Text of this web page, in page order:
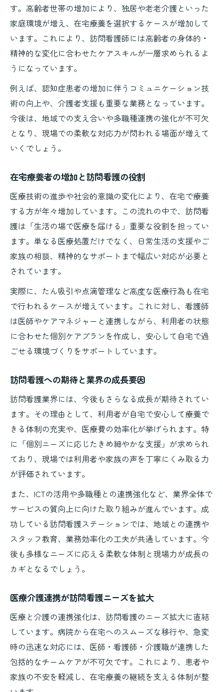
新たな訪問看護ニーズに応える工夫とは
利用者が本当に望む訪問看護のケア像
訪問看護利用者が求める安心と信頼の理由
生活支援も重視した訪問看護の実践方法
訪問看護における優先順位づけの考え方
利用者本位の訪問看護ケア実現のポイント
成功する訪問看護の現場に共通する特徴
成功している訪問看護現場の特徴を解説
多職種連携が訪問看護現場の強みとなる
スタッフ育成が訪問看護の質を向上させる
依頼が増える訪問看護現場の工夫と実践例
す。高齢者世帯の増加により、独居や老老介護といった
家庭環境が増え、在宅療養を選択するケースが増加して
います。これにより、訪問看護師には高齢者の身体的・
精神的な変化に合わせたケアスキルが一層求められるよ
うになっています。
例えば、認知症患者の増加に伴うコミュニケーション技
術の向上や、介護者支援も重要な業務となっています。
今後は、地域での支え合いや多職種連携の強化が不可欠
となり、現場での柔軟な対応力が問われる場面が増えて
いくでしょう。
在宅療養者の増加と訪問看護の役割
医療技術の進歩や社会的意識の変化により、在宅で療養
する方が年々増加しています。この流れの中で、訪問看
護は「生活の場で医療を届ける」重要な役割を担ってい
ます。単なる医療処置だけでなく、日常生活の支援やご
家族の相談、精神的なサポートまで幅広い対応が必要と
されています。
実際に、たん吸引や点滴管理など高度な医療行為も在宅
で行われるケースが増えています。これに対し、看護師
は医師やケアマネジャーと連携しながら、利用者の状態
に合わせた個別ケアプランを作成し、安心して自宅で過
ごせる環境づくりをサポートしています。
訪問看護への期待と業界の成長要因
訪問看護業界には、今後もさらなる成長が期待されてい
ます。その理由として、利用者が自宅で安心して療養で
きる体制の充実や、医療費の効率化が挙げられます。特
に「個別ニーズに応じたきめ細やかな支援」が求められ
ており、現場では利用者や家族の声を丁寧にくみ取る力
が評価されています。
また、ICTの活用や多職種との連携強化など、業界全体で
サービスの質向上に向けた取り組みが進んでいます。成
功している訪問看護ステーションでは、地域との連携や
スタッフ教育、業務効率化の工夫が共通しています。今
後も多様なニーズに応える柔軟な体制と現場力が成長の
カギとなるでしょう。
医療介護連携が訪問看護ニーズを拡大
医療と介護の連携強化は、訪問看護のニーズ拡大に直結
しています。病院から在宅へのスムーズな移行や、急変
時の迅速な対応には、医師・看護師・介護職が連携した
包括的なチームケアが不可欠です。これにより、患者や
家族の不安を軽減し、在宅療養の継続を支える体制が整